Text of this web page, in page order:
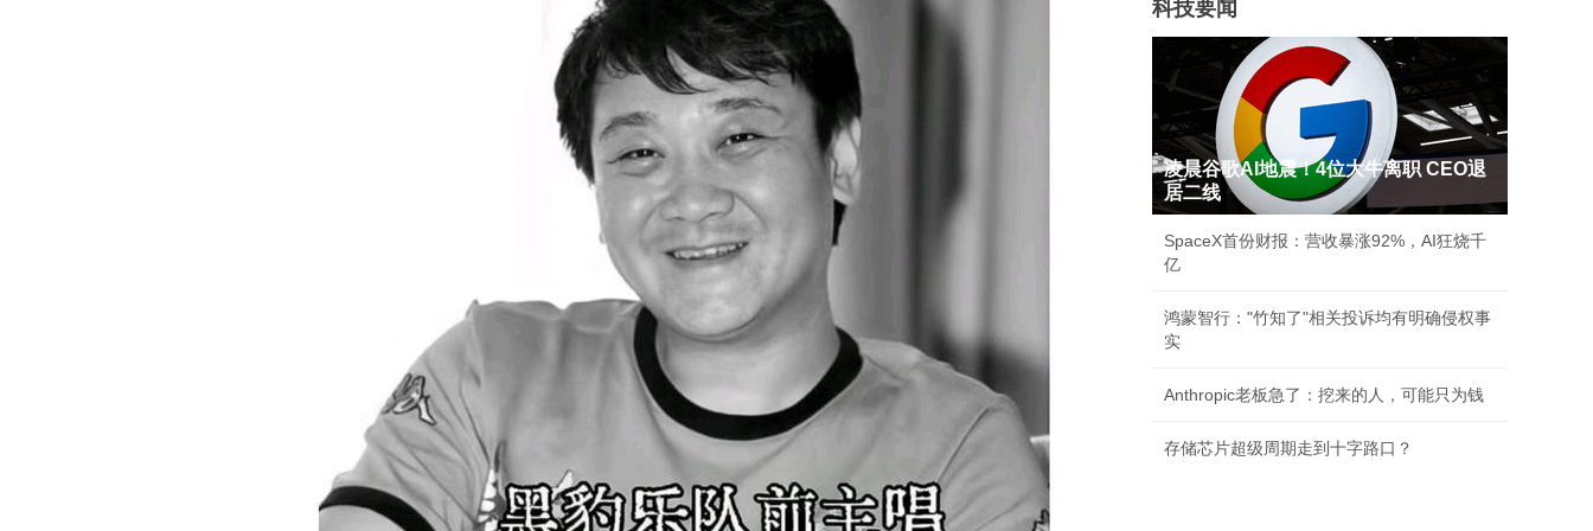
科技要闻
凌晨谷歌AI地震！4位大牛离职 CEO退
居二线
SpaceX首份财报：营收暴涨92%，AI狂烧千
亿
鸿蒙智行："竹知了"相关投诉均有明确侵权事
实
Anthropic老板急了：挖来的人，可能只为钱
存储芯片超级周期走到十字路口？